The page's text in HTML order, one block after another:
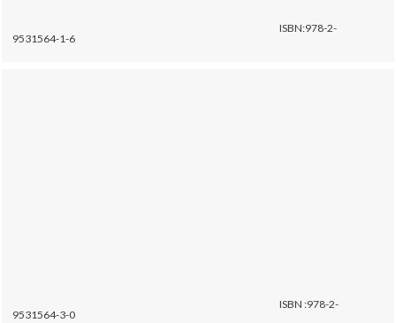
ISBN:978-2-
9531564-1-6
ISBN :978-2-
9531564-3-0